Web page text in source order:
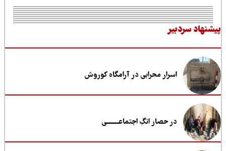
سردبیر
اسرار محرابی در آرامگاه کوروش
در حصار انگِ اجتماعــــــــی